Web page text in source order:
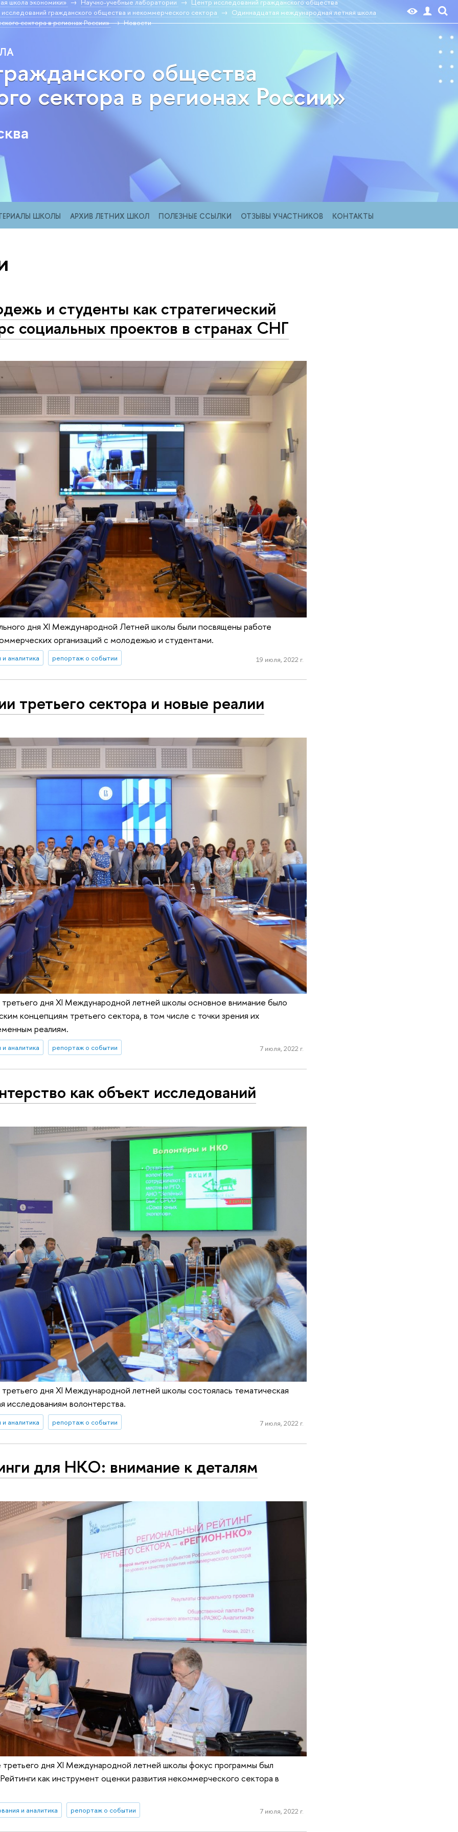
гражданского общества и некоммерческого сектора
Одиннадцатая международная летняя школа
сектора в регионах России»
Новости
общества
сектора в регионах России»
ШКОЛЫ АРХИВ ЛЕТНИХ ШКОЛ ПОЛЕЗНЫЕ ССЫЛКИ ОТЗЫВЫ УЧАСТНИКОВ КОНТАКТЫ
и студенты как стратегический
социальных проектов в странах СНГ
дня XI Международной Летней школы были посвящены работе
организаций с молодежью и студентами.
аналитика репортаж о событии 19 июля, 2022 г.
третьего сектора и новые реалии
дня XI Международной летней школы основное внимание было
концепциям третьего сектора, в том числе с точки зрения их
реалиям.
аналитика репортаж о событии 7 июля, 2022 г.
как объект исследований
дня XI Международной летней школы состоялась тематическая
исследованиям волонтерства.
аналитика репортаж о событии 7 июля, 2022 г.
для НКО: внимание к деталям
дня XI Международной летней школы фокус программы был
как инструмент оценки развития некоммерческого сектора в
и аналитика репортаж о событии 7 июля, 2022 г.